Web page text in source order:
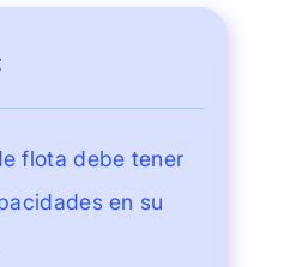
flota debe tener
en su